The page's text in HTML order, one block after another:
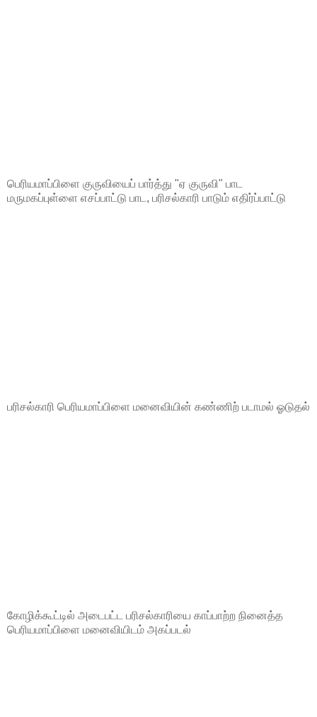
பெரியமாப்பிளை குருவியைப் பார்த்து "ஏ குருவி" பாட
மருமகப்புள்ளை எசப்பாட்டு பாட, பரிசல்காரி பாடும் எதிர்ப்பாட்டு
பரிசல்காரி பெரியமாப்பிளை மனைவியின் கண்ணிற் படாமல் ஓடுதல்
கோழிக்கூட்டில் அடைபட்ட பரிசல்காரியை காப்பாற்ற நினைத்த
பெரியமாப்பிளை மனைவியிடம் அகப்படல்